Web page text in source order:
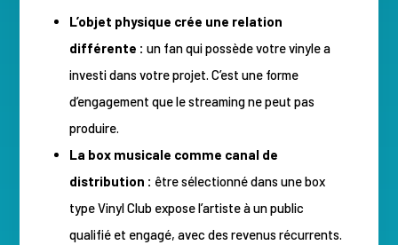
L’objet physique crée une relation
différente : un fan qui possède votre vinyle a
investi dans votre projet. C’est une forme
d’engagement que le streaming ne peut pas
produire.
La box musicale comme canal de
distribution : être sélectionné dans une box
type Vinyl Club expose l’artiste à un public
qualifié et engagé, avec des revenus récurrents.